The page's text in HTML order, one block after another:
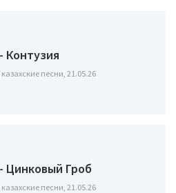
Контузия
песни, 21.05.26
Цинковый Гроб
песни, 21.05.26